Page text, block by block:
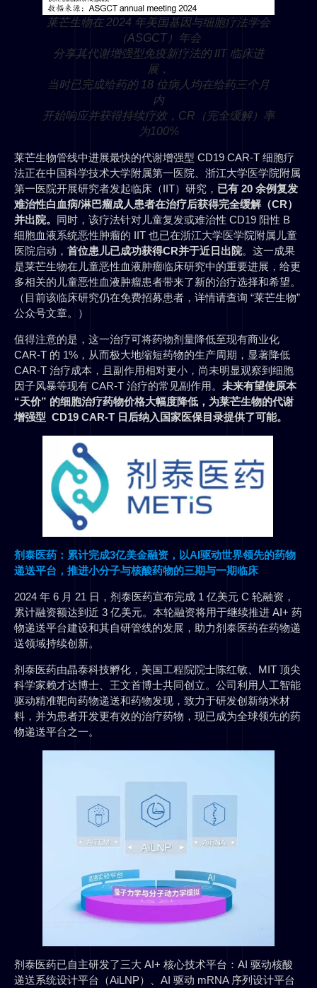
莱芒生物在 2024 年美国基因与细胞疗法学会
（ASGCT）年会
分享其代谢增强型免疫新疗法的 IIT 临床进
展，
当时已完成给药的 18 位病人均在给药三个月
内
开始响应并获得持续疗效，CR（完全缓解）率
为100%
莱芒生物管线中进展最快的代谢增强型 CD19 CAR-T 细胞疗
法正在中国科学技术大学附属第一医院、浙江大学医学院附属
第一医院开展研究者发起临床（IIT）研究， 已有 20 余例复发
难治性白血病/淋巴瘤成人患者在治疗后获得完全缓解（CR）
并出院。 同时，该疗法针对儿童复发或难治性 CD19 阳性 B
细胞血液系统恶性肿瘤的 IIT 也已在浙江大学医学院附属儿童
医院启动， 首位患儿已成功获得CR并于近日出院。这一成果
是莱芒生物在儿童恶性血液肿瘤临床研究中的重要进展，给更
多相关的儿童恶性血液肿瘤患者带来了新的治疗选择和希望。
（目前该临床研究仍在免费招募患者，详情请查询 “莱芒生物”
公众号文章。）
值得注意的是，这一治疗可将药物剂量降低至现有商业化
CAR-T 的 1%，从而极大地缩短药物的生产周期，显著降低
CAR-T 治疗成本，且副作用相对更小，尚未明显观察到细胞
因子风暴等现有 CAR-T 治疗的常见副作用。 未来有望使原本
“天价” 的细胞治疗药物价格大幅度降低，为莱芒生物的代谢
增强型 CD19 CAR-T 日后纳入国家医保目录提供了可能。
剂泰医药：累计完成3亿美金融资，以AI驱动世界领先的药物
递送平台，推进小分子与核酸药物的三期与一期临床
2024 年 6 月 21 日，剂泰医药宣布完成 1 亿美元 C 轮融资，
累计融资额达到近 3 亿美元。本轮融资将用于继续推进 AI+ 药
物递送平台建设和其自研管线的发展，助力剂泰医药在药物递
送领域持续创新。
剂泰医药由晶泰科技孵化，美国工程院院士陈红敏、MIT 顶尖
科学家赖才达博士、王文首博士共同创立。公司利用人工智能
驱动精准靶向药物递送和药物发现，致力于研发创新纳米材
料，并为患者开发更有效的治疗药物，现已成为全球领先的药
物递送平台之一。
剂泰医药已自主研发了三大 AI+ 核心技术平台：AI 驱动核酸
递送系统设计平台（AiLNP）、AI 驱动 mRNA 序列设计平台